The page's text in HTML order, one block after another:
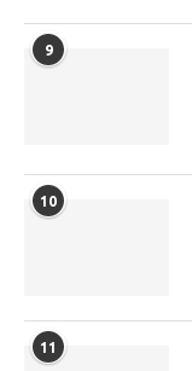
9
10
11